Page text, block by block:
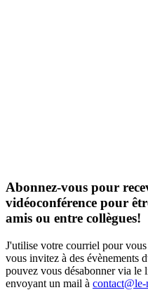
Abonnez-vous pour
vidéoconférence pour
amis ou entre collègues!
J'utilise votre courriel pour
vous invitez à des évènements
pouvez vous désabonner via le
envoyant un mail à